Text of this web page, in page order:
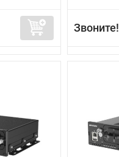
Звоните!